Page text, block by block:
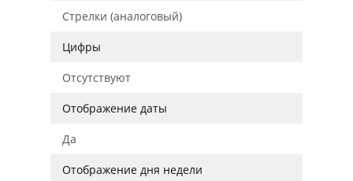
Стрелки (аналоговый)
Цифры
Отсутствуют
Отображение даты
Да
Отображение дня недели